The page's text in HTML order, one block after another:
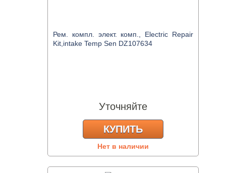
Рем. компл. элект. комп., Electric Repair
Kit,intake Temp Sen DZ107634
Уточняйте
КУПИТЬ
Нет в наличии